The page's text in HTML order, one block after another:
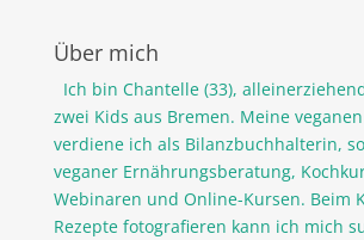
Über mich
Ich bin Chantelle (33),
zwei Kids aus Bremen. Meine
verdiene ich als Bilanzbuchhalterin,
veganer Ernährungsberatung,
Webinaren und Online-Kursen. Beim
Rezepte fotografieren kann ich mich